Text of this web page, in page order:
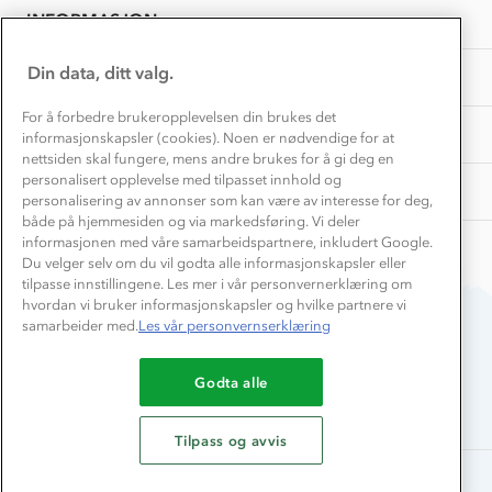
INFORMASJON
OM OSS
Samarbeide med oss?
TIPS OG RÅD
Store størrelser
Turmat oppskrifter
Beredskap
AKTIVITETER
Leirskole 🥾
Barnehageansatt
Tips til hyttetur
Du betaler enkelt med
Din data, ditt valg.
For å forbedre brukeropplevelsen din brukes det
informasjonskapsler (cookies). Noen er nødvendige for at
nettsiden skal fungere, mens andre brukes for å gi deg en
personalisert opplevelse med tilpasset innhold og
personalisering av annonser som kan være av interesse for deg,
både på hjemmesiden og via markedsføring. Vi deler
informasjonen med våre samarbeidspartnere, inkludert Google.
Du velger selv om du vil godta alle informasjonskapsler eller
tilpasse innstillingene. Les mer i vår personvernerklæring om
hvordan vi bruker informasjonskapsler og hvilke partnere vi
samarbeider med.Les vår personvernserklæring
Godta alle
Tilpass og avvis